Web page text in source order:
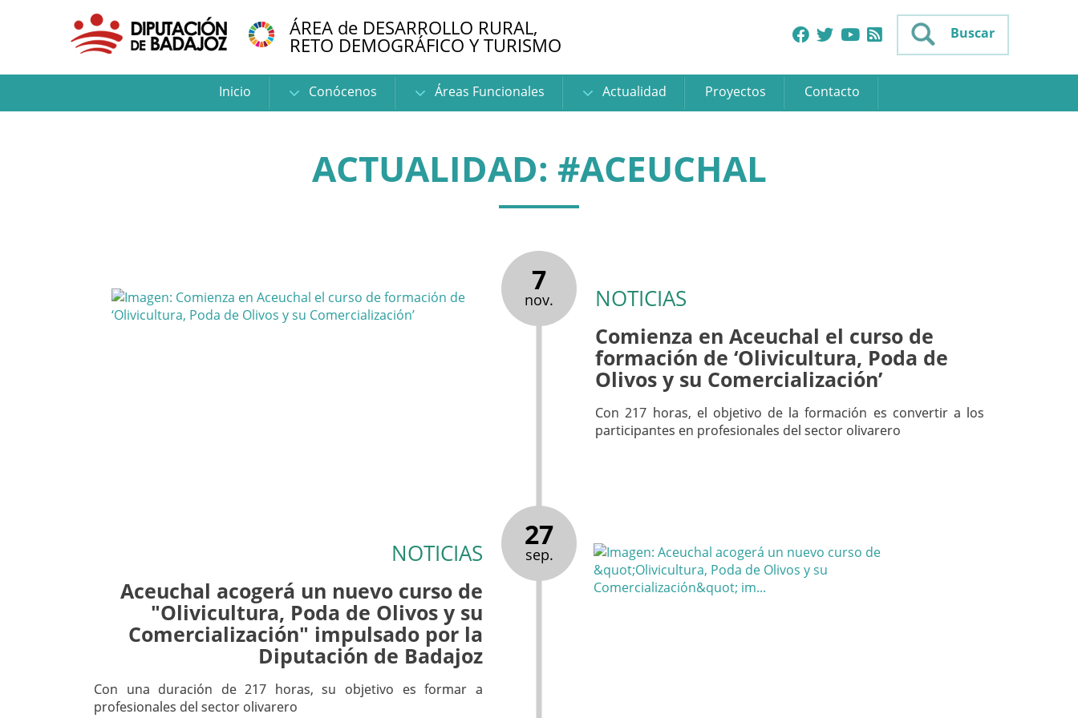
ÁREA de DESARROLLO RURAL,
RETO DEMOGRÁFICO Y TURISMO Buscar
Inicio Conócenos Áreas Funcionales Actualidad Proyectos Contacto
ACTUALIDAD: #ACEUCHAL
7
nov. NOTICIAS
Comienza en Aceuchal el curso de
formación de ‘Olivicultura, Poda de
Olivos y su Comercialización’
Con 217 horas, el objetivo de la formación es convertir a los
participantes en profesionales del sector olivarero
27
sep.
NOTICIAS
Aceuchal acogerá un nuevo curso de
"Olivicultura, Poda de Olivos y su
Comercialización" impulsado por la
Diputación de Badajoz
Con una duración de 217 horas, su objetivo es formar a
profesionales del sector olivarero